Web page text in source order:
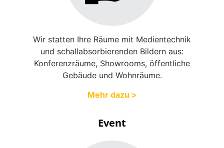
Wir statten Ihre Räume mit Medientechnik
und schallabsorbierenden Bildern aus:
Konferenzräume, Showrooms, öffentliche
Gebäude und Wohnräume.
Mehr dazu >
Event